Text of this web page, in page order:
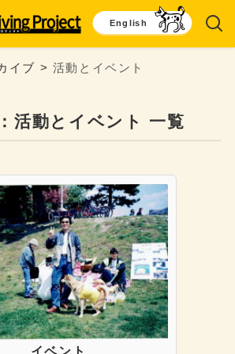
English
イブ > 活動とイベント
活動とイベント 一覧
イベント